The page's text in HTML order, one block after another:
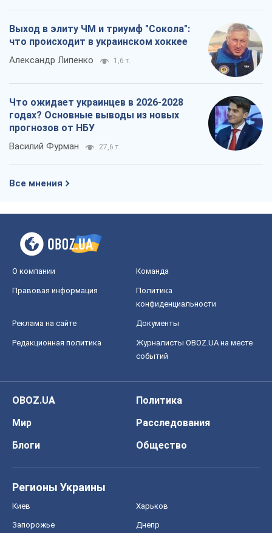
Выход в элиту ЧМ и триумф "Сокола":
что происходит в украинском хоккее
Александр Липенко 1,6 т.
Что ожидает украинцев в 2026-2028
годах? Основные выводы из новых
прогнозов от НБУ
Василий Фурман 27,6 т.
Все мнения
О компании Команда
Правовая информация
Политика
конфиденциальности
Реклама на сайте Документы
Редакционная политика
Журналисты OBOZ.UA на месте
событий
OBOZ.UA
Политика
Мир
Расследования
Блоги
Общество
Регионы Украины
Киев Харьков
Запорожье Днепр